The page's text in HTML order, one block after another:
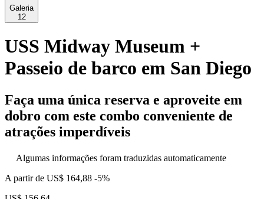
Galeria
12
USS Midway Museum +
Passeio de barco em San Diego
Faça uma única reserva e aproveite em
dobro com este combo conveniente de
atrações imperdíveis
Algumas informações foram traduzidas automaticamente
A partir de US$ 164,88 -5%